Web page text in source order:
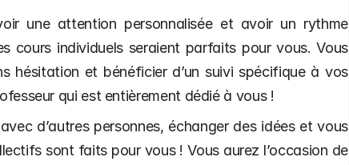
une attention personnalisée et avoir un rythme
cours individuels seraient parfaits pour vous. Vous
hésitation et bénéficier d’un suivi spécifique à vos
qui est entièrement dédié à vous !
d’autres personnes, échanger des idées et vous
sont faits pour vous ! Vous aurez l’occasion de